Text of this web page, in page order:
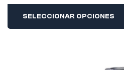
SELECCIONAR OPCIONES